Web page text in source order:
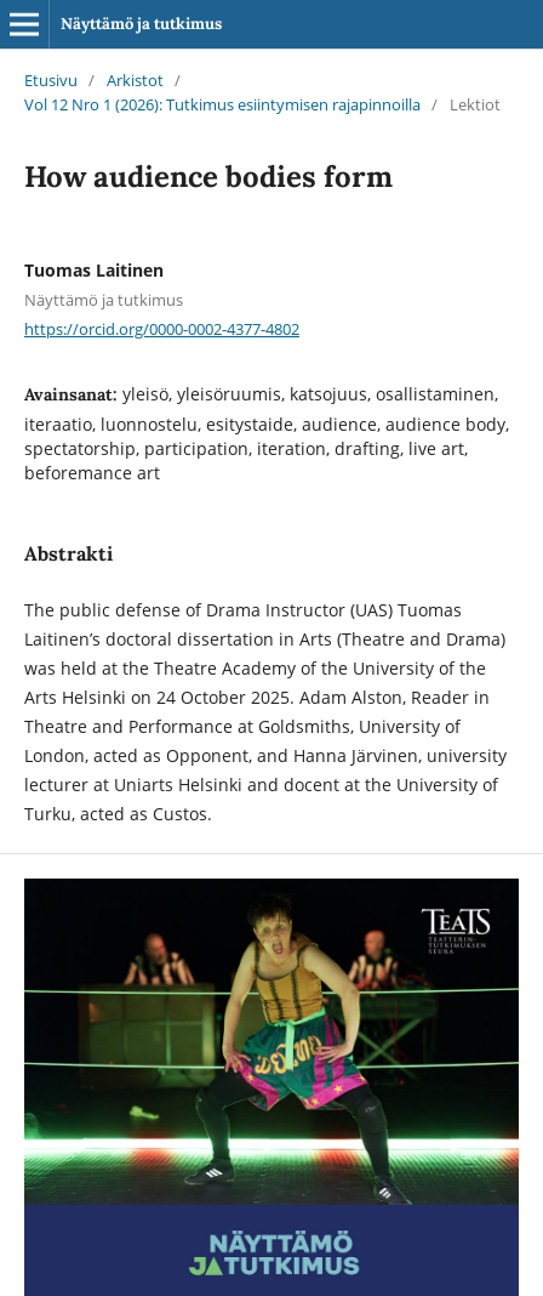
Näyttämö ja tutkimus
Etusivu / Arkistot /
Vol 12 Nro 1 (2026): Tutkimus esiintymisen rajapinnoilla / Lektiot
How audience bodies form
Tuomas Laitinen
Näyttämö ja tutkimus
https://orcid.org/0000-0002-4377-4802
Avainsanat: yleisö, yleisöruumis, katsojuus, osallistaminen,
iteraatio, luonnostelu, esitystaide, audience, audience body,
spectatorship, participation, iteration, drafting, live art,
beforemance art
Abstrakti
The public defense of Drama Instructor (UAS) Tuomas
Laitinen’s doctoral dissertation in Arts (Theatre and Drama)
was held at the Theatre Academy of the University of the
Arts Helsinki on 24 October 2025. Adam Alston, Reader in
Theatre and Performance at Goldsmiths, University of
London, acted as Opponent, and Hanna Järvinen, university
lecturer at Uniarts Helsinki and docent at the University of
Turku, acted as Custos.